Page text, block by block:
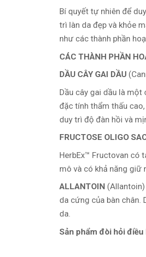
Bí quyết tự nhiên để
trì làn da đẹp và khỏe
như các thành phần
CÁC THÀNH PHẦN
DẦU CÂY GAI DẦU
Dầu cây gai dầu là
đặc tính thẩm thấu
duy trì độ đàn hồi và
FRUCTOSE OLIGO
HerbEx™ Fructovan có
mô và có khả năng giữ
ALLANTOIN
da cứng của bàn chân.
da.
Sản phẩm đòi hỏi